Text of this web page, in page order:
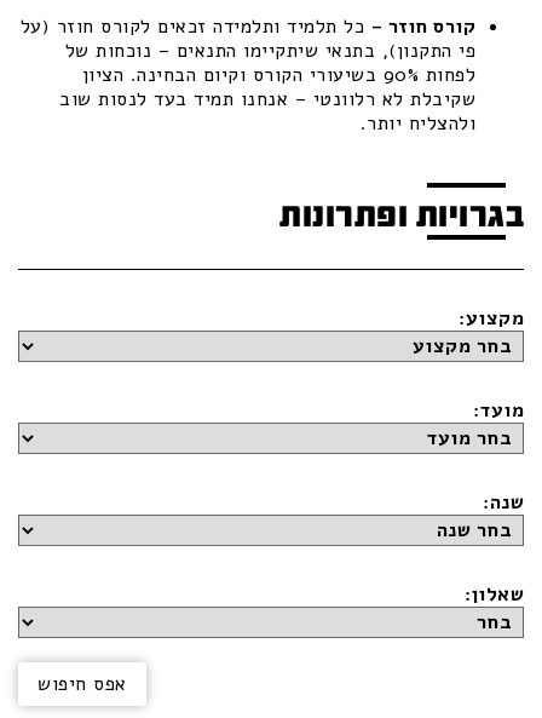
קורס חוזר – כל תלמיד ותלמידה זכאים לקורס חוזר (על
פי התקנון), בתנאי שיתקיימו התנאים – נוכחות של
לפחות 90% בשיעורי הקורס וקיום הבחינה. הציון
שקיבלת לא רלוונטי – אנחנו תמיד בעד לנסות שוב
ולהצליח יותר.
בגרויות ופתרונות
מקצוע:
מועד:
שנה:
שאלון: